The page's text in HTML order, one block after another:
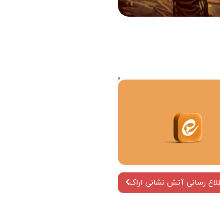
رسانی آتش نشانی اراک